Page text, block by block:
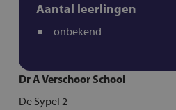
Dr A Verschoor School
De Sypel 2
Aantal leerlingen
onbekend